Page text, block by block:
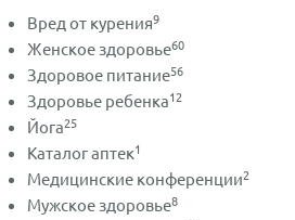
Вред от курения9
Женское здоровье60
Здоровое питание56
Здоровье ребенка12
Йога25
Каталог аптек1
Медицинские конференции2
Мужское здоровье8